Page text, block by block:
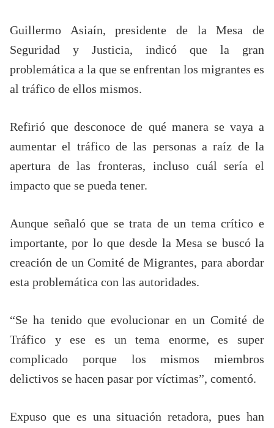
Guillermo Asiaín, presidente de la Mesa de
Seguridad y Justicia, indicó que la gran
problemática a la que se enfrentan los migrantes es
al tráfico de ellos mismos.
Refirió que desconoce de qué manera se vaya a
aumentar el tráfico de las personas a raíz de la
apertura de las fronteras, incluso cuál sería el
impacto que se pueda tener.
Aunque señaló que se trata de un tema crítico e
importante, por lo que desde la Mesa se buscó la
creación de un Comité de Migrantes, para abordar
esta problemática con las autoridades.
“Se ha tenido que evolucionar en un Comité de
Tráfico y ese es un tema enorme, es super
complicado porque los mismos miembros
delictivos se hacen pasar por víctimas”, comentó.
Expuso que es una situación retadora, pues han